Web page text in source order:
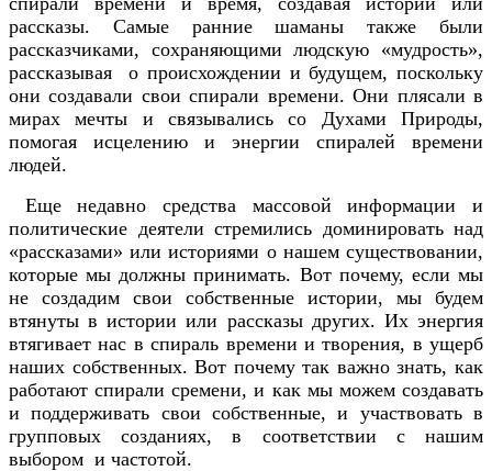
рассказы. Самые ранние шаманы также были
рассказчиками, сохраняющими людскую «мудрость»,
рассказывая о происхождении и будущем, поскольку
они создавали свои спирали времени. Они плясали в
мирах мечты и связывались со Духами Природы,
помогая исцелению и энергии спиралей времени
людей.
Еще недавно средства массовой информации и
политические деятели стремились доминировать над
«рассказами» или историями о нашем существовании,
которые мы должны принимать. Вот почему, если мы
не создадим свои собственные истории, мы будем
втянуты в истории или рассказы других. Их энергия
втягивает нас в спираль времени и творения, в ущерб
наших собственных. Вот почему так важно знать, как
работают спирали сремени, и как мы можем создавать
и поддерживать свои собственные, и участвовать в
групповых созданиях, в соответствии с нашим
выбором и частотой.